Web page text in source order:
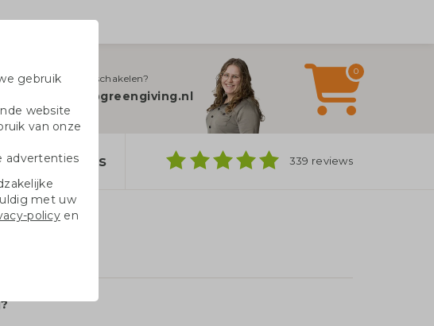
Hulplijn inschakelen?
info@greengiving.nl
0
Tote bags 339 reviews
gebruik
website
van onze
advertenties
met uw
policyen